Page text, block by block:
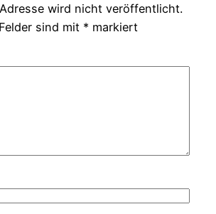
wird nicht veröffentlicht.
sind mit * markiert